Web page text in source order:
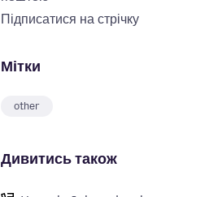
Підписатися на стрічку
Мітки
other
Дивитись також